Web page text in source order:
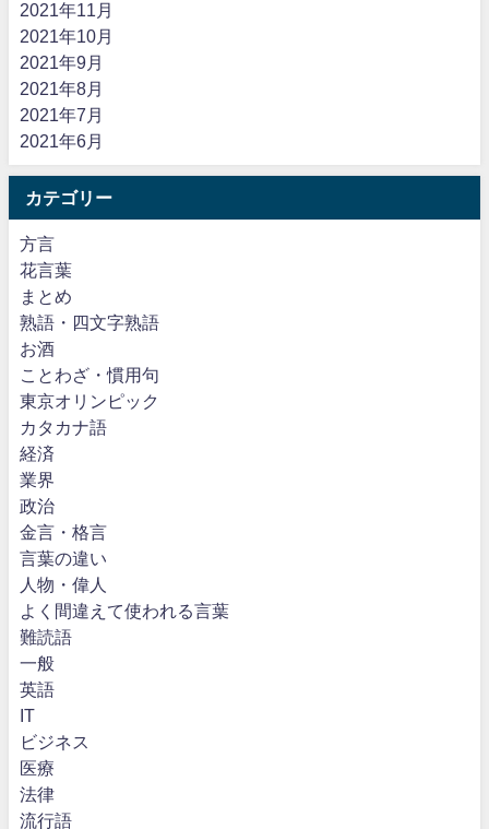
2021年11月
2021年10月
2021年9月
2021年8月
2021年7月
2021年6月
カテゴリー
方言
花言葉
まとめ
熟語・四文字熟語
お酒
ことわざ・慣用句
東京オリンピック
カタカナ語
経済
業界
政治
金言・格言
言葉の違い
人物・偉人
よく間違えて使われる言葉
難読語
一般
英語
IT
ビジネス
医療
法律
流行語